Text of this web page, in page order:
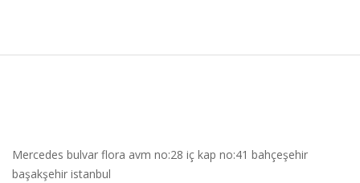
Mercedes bulvar flora avm no:28 iç kap no:41 bahçeşehir
başakşehir istanbul